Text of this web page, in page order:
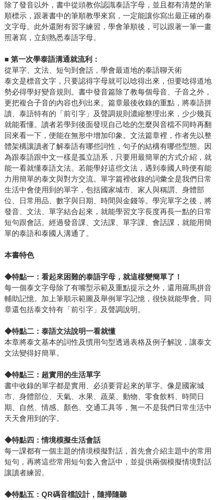
除了發音以外，書中從頭教你認識泰語字母，並且都有清楚的筆
順標示，跟著書中的筆順教學來寫，一定能讓你寫出最正確的泰
文字母。此外還附有習字練習，學會筆順後，可以跟著一筆一畫
照著寫，立刻熟悉泰語字母。
■ 第一次學泰語溝通就流利：
從單字、文法、短句到會話，學會最道地的泰語聊天術
泰文是標音文字，只要認得字母就可以唸得出來，但要唸得道地
勢必得學好變音規則。書中發音篇除了教每個母音、子音之外，
更把複合子音的內容也列出來。篇章最後收錄的重點，將泰語拼
讀、泰語特有的「前引字」及聲調規則濃縮整理出來，少少幾頁
就能看懂。讀者若學到後面發現自己唸的怎麼與音檔不同時再翻
回來看一下，便能在無形中增加印象。文法篇章裡，作者先以整
體架構讓讀者了解泰語有哪些詞性，句子的結構有哪些型態。因
為跟泰語跟中文一樣是孤立語系，只要用最簡單的方式介紹，就
能一看就懂泰語文法。若能學好這些文法，遇到泰國人時便有能
力用簡單的泰文與對方交流。單字篇裡收錄的詞彙全是我們日常
生活中會使用到的單字，包括國家城市、家人與稱謂、身體部
位、日常用品、數字與日期、時間與金錢等。學完單字之後，將
發音、文法、單字結合起來，就能學習文字長度再長一點的日常
短句跟會話。經過發音課、文法課、單字課、會話課，就能用簡
單的泰語和泰國人溝通了。
本書特色
◆特點一：看起來困難的泰語字母，就這樣變簡單了！
每一個泰文字母除了有嘴型示範及重點提示之外，還用羅馬拼音
輔助記憶。加上筆順示範圖及舉例單字記憶，很快就能學會。同
章還包括泰文特有「前引字」及聲調說明。
◆特點二：泰語文法說明一看就懂
本章將泰文基本的詞性及慣用句型透過表格及例子解說，讓泰文
文法變得好簡單。
◆特點三：超實用的生活單字
書中收錄的單字都是實用、必須要背起來的單字。像是國家城
市、身體部位、天氣、水果、蔬菜、動物、零食飲料、時間日
期、自然、情感、顏色、交通工具等，無一不是我們日常生活中
天天會用到的字。
◆特點四：情境模擬生活會話
每一課都有一個主題的情境模擬對話，首先會介紹主題中的常用
短句，再將這些常用短句套入會話中，並提供兩個模擬情境對話
讓讀者練習。
◆特點五：QR碼音檔設計，隨掃隨聽